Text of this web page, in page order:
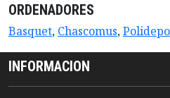
ORDENADORES
Basquet, Chascomus,
INFORMACION